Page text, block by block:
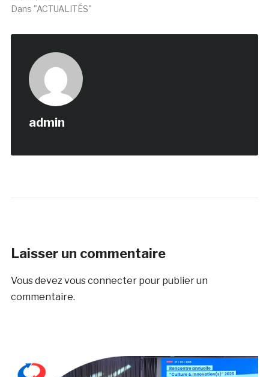
Dans "ACTUALITÉS"
admin
Laisser un commentaire
Vous devezvous connecterpour publier un
commentaire.